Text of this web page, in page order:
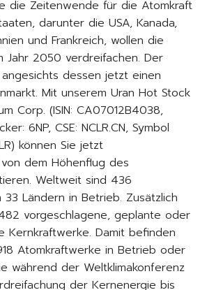
die Zeitenwende für die Atomkraft
darunter die USA, Kanada,
und Frankreich, wollen die
Jahr 2050 verdreifachen. Der
dessen jetzt einen
Mit unserem Uran Hot Stock
Corp. (ISIN: CA07012B4038,
6NP, CSE: NCLR.CN, Symbol
können Sie jetzt
dem Höhenflug des
Weltweit sind 436
Ländern in Betrieb. Zusätzlich
vorgeschlagene, geplante oder
Kernkraftwerke. Damit befinden
Atomkraftwerke in Betrieb oder
während der Weltklimakonferenz
der Kernenergie bis